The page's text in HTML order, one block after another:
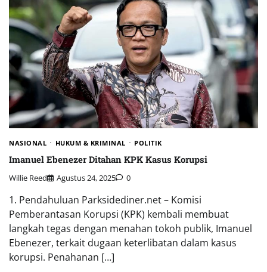
NASIONAL HUKUM & KRIMINAL POLITIK
Imanuel Ebenezer Ditahan KPK Kasus Korupsi
Willie Reed Agustus 24, 2025 0
1. Pendahuluan Parksidediner.net – Komisi
Pemberantasan Korupsi (KPK) kembali membuat
langkah tegas dengan menahan tokoh publik, Imanuel
Ebenezer, terkait dugaan keterlibatan dalam kasus
korupsi. Penahanan […]